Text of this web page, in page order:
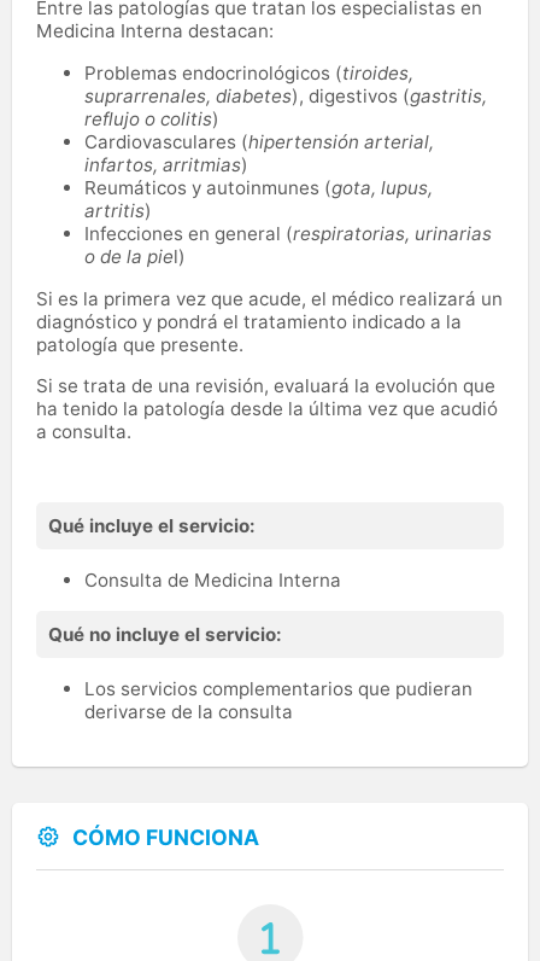
Entre las patologías que tratan los especialistas en
Medicina Interna destacan:
Problemas endocrinológicos (tiroides,
suprarrenales, diabetes), digestivos (gastritis,
reflujo o colitis)
Cardiovasculares (hipertensión arterial,
infartos, arritmias)
Reumáticos y autoinmunes (gota, lupus,
artritis)
Infecciones en general (respiratorias, urinarias
o de la piel)
Si es la primera vez que acude, el médico realizará un
diagnóstico y pondrá el tratamiento indicado a la
patología que presente.
Si se trata de una revisión, evaluará la evolución que
ha tenido la patología desde la última vez que acudió
a consulta.
Qué incluye el servicio:
Consulta de Medicina Interna
Qué no incluye el servicio:
Los servicios complementarios que pudieran
derivarse de la consulta
CÓMO FUNCIONA